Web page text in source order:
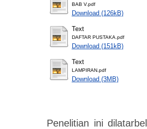
BAB V.pdf
Download (126kB)
Text
DAFTAR PUSTAKA.pdf
Download (151kB)
Text
LAMPIRAN.pdf
Download (3MB)
Penelitian ini